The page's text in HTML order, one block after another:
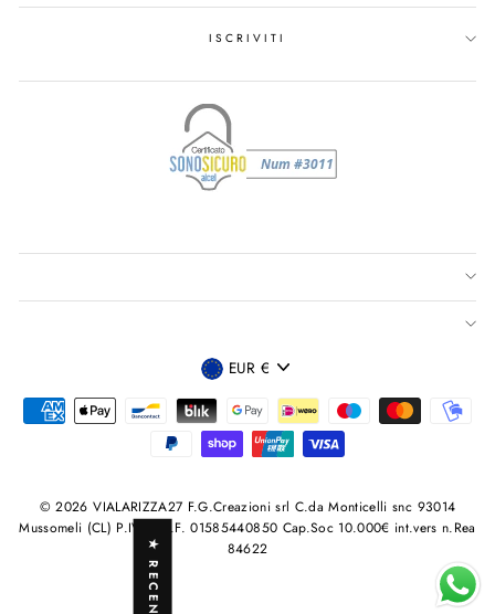
ISCRIVITI
VALUTA
EUR €
© 2026 VIALARIZZA27 F.G.Creazioni srl C.da Monticelli snc 93014
Mussomeli (CL) P.IVA /C.F. 01585440850 Cap.Soc 10.000€ int.vers n.Rea
84622